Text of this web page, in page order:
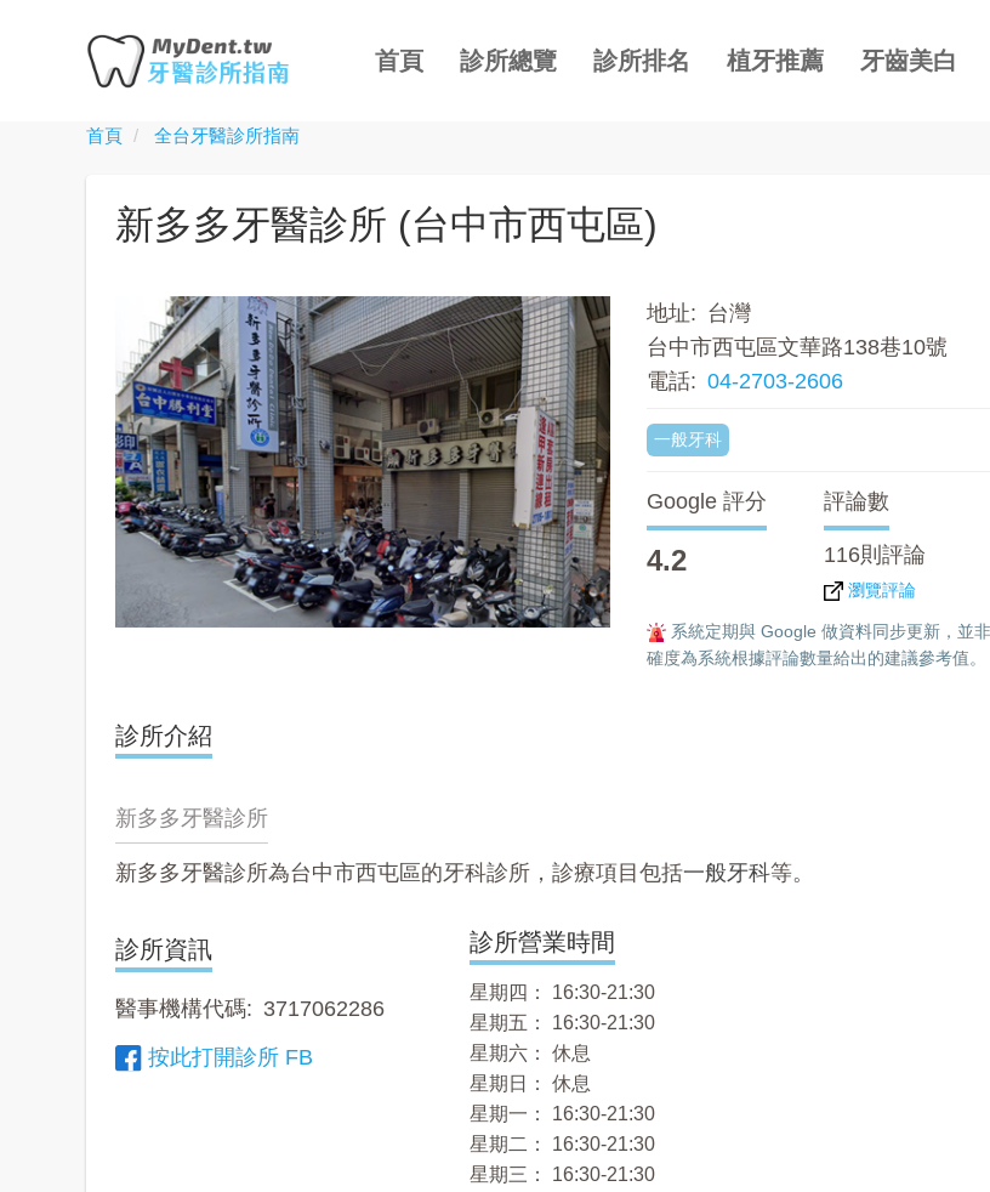
Toggle
導
首頁 診所總覽 診所排名 植牙推薦 牙齒美白
首頁 全台牙醫診所指南
新多多牙醫診所 (台中市西屯區)
地址
台灣
台中市西屯區文華路138巷10號
電話
04-2703-2606
一般牙科
Google 評分
4.2
評論數
116則評論
瀏覽評論
系統定期與 Google 做資料同步更新，並
確度為系統根據評論數量給出的建議參考值。
診所介紹
新多多牙醫診所
新多多牙醫診所為台中市西屯區的牙科診所，診療項目包括一般牙科等。
診所資訊
醫事機構代碼
3717062286
按此打開診所 FB
診所營業時間
星期四： 16:30-21:30
星期五： 16:30-21:30
星期六： 休息
星期日： 休息
星期一： 16:30-21:30
星期二： 16:30-21:30
星期三： 16:30-21:30